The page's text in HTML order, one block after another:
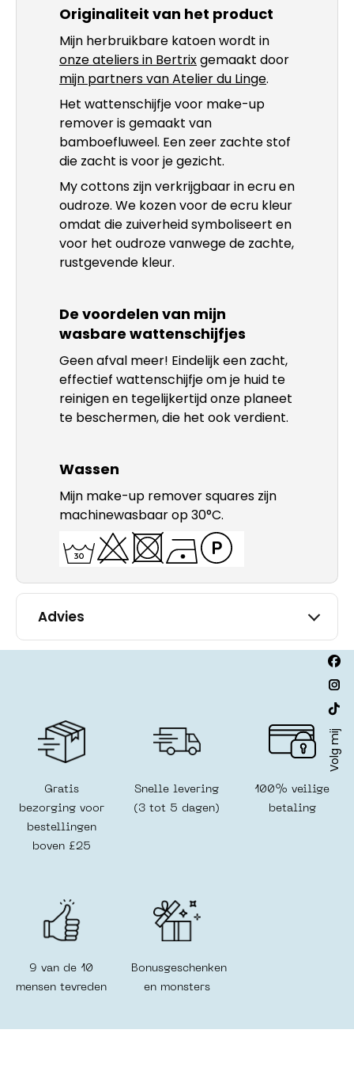
Originaliteit van het product
Mijn herbruikbare katoen wordt in
onze ateliers in Bertrixgemaakt door
mijn partners van Atelier du Linge.
Het wattenschijfje voor make-up
remover is gemaakt van
bamboefluweel. Een zeer zachte stof
die zacht is voor je gezicht.
My cottons zijn verkrijgbaar in ecru en
oudroze. We kozen voor de ecru kleur
omdat die zuiverheid symboliseert en
voor het oudroze vanwege de zachte,
rustgevende kleur.
De voordelen van mijn
wasbare wattenschijfjes
Geen afval meer! Eindelijk een zacht,
effectief wattenschijfje om je huid te
reinigen en tegelijkertijd onze planeet
te beschermen, die het ook verdient.
Wassen
Mijn make-up remover squares zijn
machinewasbaar op 30°C.
Advies
Gratis
bezorging voor
bestellingen
boven £25
Snelle levering
(3 tot 5 dagen)
100% veilige
betaling
9 van de 10
mensen tevreden
Bonusgeschenken
en monsters
Volg mij
Vind
op:
in
in